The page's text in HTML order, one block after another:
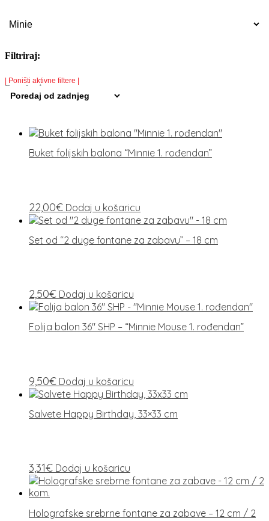
Filtriraj:
| Poništi aktivne filtere |
Rezultati:
Buket folijskih balona “Minnie 1. rođendan”
22,00€ Dodaj u košaricu
Set od “2 duge fontane za zabavu” – 18 cm
2,50€ Dodaj u košaricu
Folija balon 36″ SHP – “Minnie Mouse 1. rođendan”
9,50€ Dodaj u košaricu
Salvete Happy Birthday, 33×33 cm
3,31€ Dodaj u košaricu
Holografske srebrne fontane za zabave – 12 cm / 2